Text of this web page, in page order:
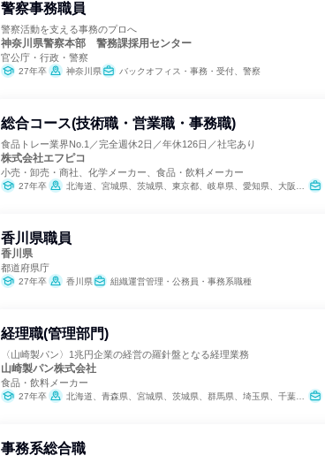
警察事務職員
警察活動を支える事務のプロへ
神奈川県警察本部 警務課採用センター
官公庁・行政・警察
27年卒 神奈川県 バックオフィス・事務・受付、警察
総合コース(技術職・営業職・事務職)
食品トレー業界No.1／完全週休2日／年休126日／社宅あり
株式会社エフピコ
小売・卸売・商社、化学メーカー、食品・飲料メーカー
27年卒 北海道、宮城県、茨城県、東京都、岐阜県、愛知県、大阪府、広島県、福岡県
香川県職員
香川県
都道府県庁
27年卒 香川県 組織運営管理・公務員・事務系職種
経理職(管理部門)
〈山崎製パン〉1兆円企業の経営の羅針盤となる経理業務
山崎製パン株式会社
食品・飲料メーカー
27年卒 北海道、青森県、宮城県、茨城県、群馬県、埼玉県、千葉県、東京都、神奈川県、新潟県、愛知県、京都府、大阪府、兵庫県、岡山県、広島県、福岡県、熊本県
事務系総合職